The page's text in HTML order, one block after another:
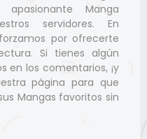
Manga
servidores. En
por ofrecerte
Si tienes algún
en los comentarios, ¡y
página para que
Mangas favoritos sin